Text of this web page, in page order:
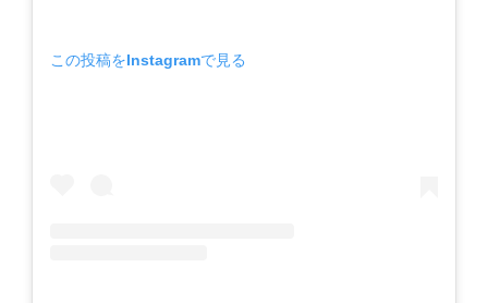
この投稿をInstagramで見る